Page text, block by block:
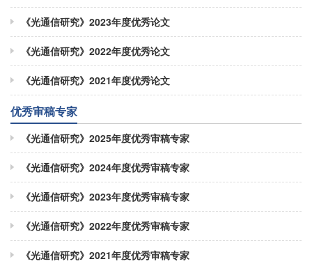
《光通信研究》2023年度优秀论文
《光通信研究》2022年度优秀论文
《光通信研究》2021年度优秀论文
优秀审稿专家
《光通信研究》2025年度优秀审稿专家
《光通信研究》2024年度优秀审稿专家
《光通信研究》2023年度优秀审稿专家
《光通信研究》2022年度优秀审稿专家
《光通信研究》2021年度优秀审稿专家